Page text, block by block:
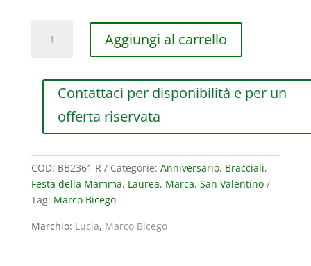
MARCO
Aggiungi al carrello
Contattaci per disponibilità e per un
offerta riservata
COD: BB2361 R Categorie: Anniversario, Bracciali,
Festa della Mamma, Laurea, Marca, San Valentino
Tag: Marco Bicego
Marchio: Lucia, Marco Bicego